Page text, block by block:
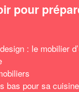
pour
: le mobilier
bas pour sa cuisine